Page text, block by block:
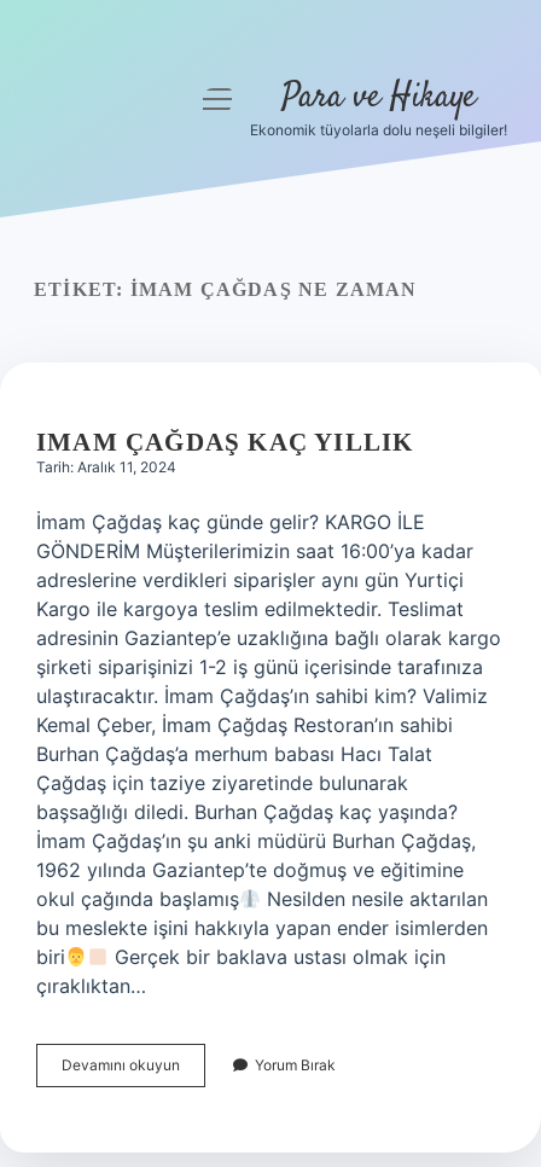
Yasal Uyarı
menüyü
Para ve Hikaye
Ekonomik tüyolarla dolu neşeli bilgiler!
ETIKET: İMAM ÇAĞDAŞ NE ZAMAN
IMAM ÇAĞDAŞ KAÇ YILLIK
Tarih: Aralık 11, 2024
İmam Çağdaş kaç günde gelir? KARGO İLE
GÖNDERİM Müşterilerimizin saat 16:00’ya kadar
adreslerine verdikleri siparişler aynı gün Yurtiçi
Kargo ile kargoya teslim edilmektedir. Teslimat
adresinin Gaziantep’e uzaklığına bağlı olarak kargo
şirketi siparişinizi 1-2 iş günü içerisinde tarafınıza
ulaştıracaktır. İmam Çağdaş’ın sahibi kim? Valimiz
Kemal Çeber, İmam Çağdaş Restoran’ın sahibi
Burhan Çağdaş’a merhum babası Hacı Talat
Çağdaş için taziye ziyaretinde bulunarak
başsağlığı diledi. Burhan Çağdaş kaç yaşında?
İmam Çağdaş’ın şu anki müdürü Burhan Çağdaş,
1962 yılında Gaziantep’te doğmuş ve eğitimine
okul çağında başlamış
Nesilden nesile aktarılan
bu meslekte işini hakkıyla yapan ender isimlerden
biri
Gerçek bir baklava ustası olmak için
çıraklıktan…
Devamını okuyun
Çağdaş
Yorum Bırak